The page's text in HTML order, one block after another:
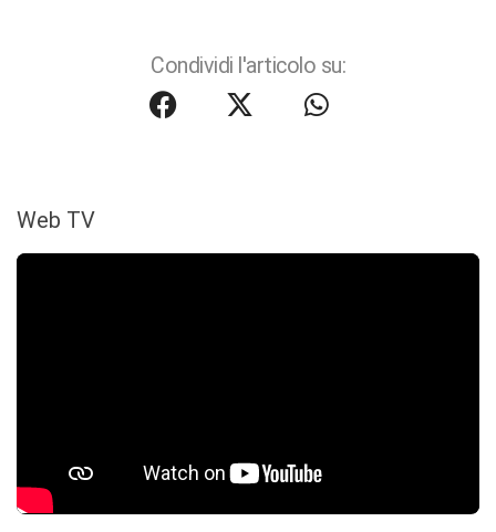
Condividi l'articolo su:
Web TV